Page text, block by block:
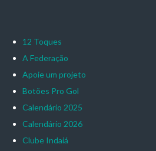
12 Toques
A Federação
Apoie um projeto
Botões Pro Gol
Calendário 2025
Calendário 2026
Clube Indaiá